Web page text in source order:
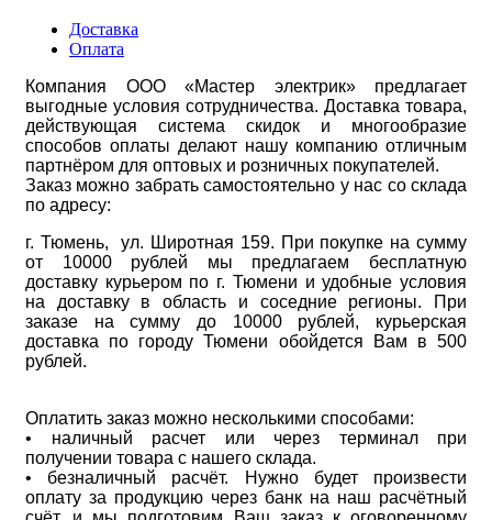
Доставка
Оплата
Компания ООО «Мастер электрик» предлагает
выгодные условия сотрудничества. Доставка товара,
действующая система скидок и многообразие
способов оплаты делают нашу компанию отличным
партнёром для оптовых и розничных покупателей.
Заказ можно забрать самостоятельно у нас со склада
по адресу:
г. Тюмень, ул. Широтная 159. При покупке на сумму
от 10000 рублей мы предлагаем бесплатную
доставку курьером по г. Тюмени и удобные условия
на доставку в область и соседние регионы. При
заказе на сумму до 10000 рублей, курьерская
доставка по городу Тюмени обойдется Вам в 500
рублей.
Оплатить заказ можно несколькими способами:
• наличный расчет или через терминал при
получении товара с нашего склада.
• безналичный расчёт. Нужно будет произвести
оплату за продукцию через банк на наш расчётный